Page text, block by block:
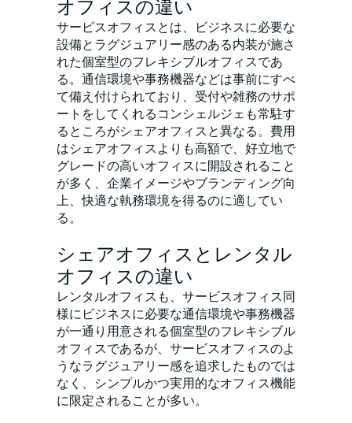
オフィスの違い
サービスオフィスとは、ビジネスに必要な
設備とラグジュアリー感のある内装が施さ
れた個室型のフレキシブルオフィスであ
る。通信環境や事務機器などは事前にすべ
て備え付けられており、受付や雑務のサポ
ートをしてくれるコンシェルジェも常駐す
るところがシェアオフィスと異なる。費用
はシェアオフィスよりも高額で、好立地で
グレードの高いオフィスに開設されること
が多く、企業イメージやブランディング向
上、快適な執務環境を得るのに適してい
る。
シェアオフィスとレンタル
オフィスの違い
レンタルオフィスも、サービスオフィス同
様にビジネスに必要な通信環境や事務機器
が一通り用意される個室型のフレキシブル
オフィスであるが、サービスオフィスのよ
うなラグジュアリー感を追求したものでは
なく、シンプルかつ実用的なオフィス機能
に限定されることが多い。